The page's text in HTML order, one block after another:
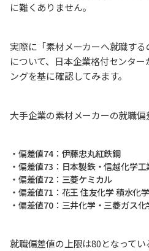
に難くありません。
実際に「素材メーカーへ就職する
について、日本企業格付センタ
ングを基に確認してみます。
大手企業の素材メーカーの就職偏
・偏差値74：伊藤忠丸紅鉄鋼
・偏差値73：日本製鉄・信越化学
・偏差値72：三菱ケミカル
・偏差値71：花王 住友化学 積水化
・偏差値70：三井化学・三菱ガス化
就職偏差値の上限は80となって